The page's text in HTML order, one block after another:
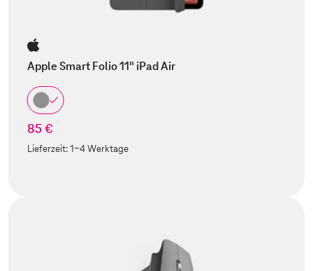
Apple Smart Folio 11" iPad Air
85 €
Lieferzeit:1-4 Werktage